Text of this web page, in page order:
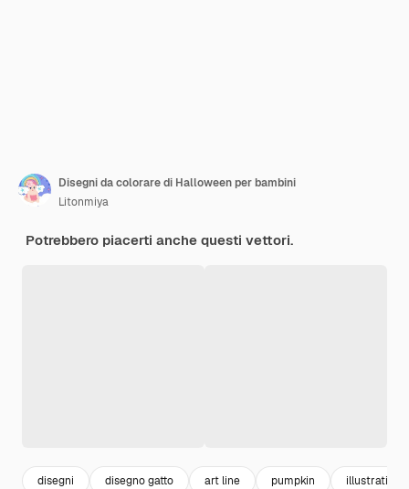
Disegni da colorare di Halloween per bambini
Litonmiya
Potrebbero piacerti anche questi vettori.
disegni disegno gatto art line pumpkin illustration